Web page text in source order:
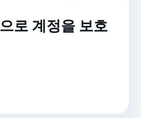
로 계정을 보호